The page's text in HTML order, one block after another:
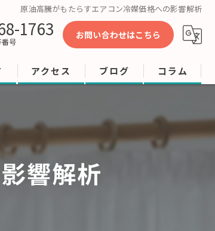
原油高騰がもたらすエアコン冷媒価格への影響解析
1763
号
お問い合わせはこちら
アクセス ブログ コラム
響解析